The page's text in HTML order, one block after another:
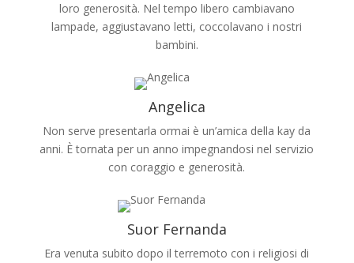
loro generosità. Nel tempo libero cambiavano
lampade, aggiustavano letti, coccolavano i nostri
bambini.
Angelica
Non serve presentarla ormai è un’amica della kay da
anni. È tornata per un anno impegnandosi nel servizio
con coraggio e generosità.
Suor Fernanda
Era venuta subito dopo il terremoto con i religiosi di